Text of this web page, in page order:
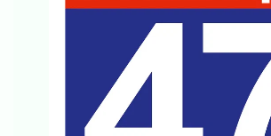
Жителям Ленобласти напомнили,
действовать при укусе клеща
02 августа 2026
В Ивангороде назвали новых
граждан Ленинградской области